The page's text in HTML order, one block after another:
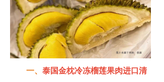
一、 泰国金枕冷冻榴莲果肉进口清